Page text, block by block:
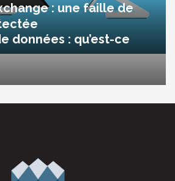
: une faille de
données : qu’est-ce